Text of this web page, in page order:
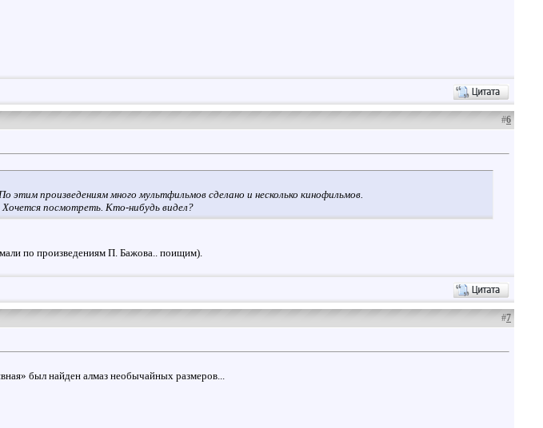
#6
произведениям много мультфильмов сделано и несколько кинофильмов.
посмотреть. Кто-нибудь видел?
по произведениям П. Бажова.. поищим).
#7
был найден алмаз необычайных размеров...